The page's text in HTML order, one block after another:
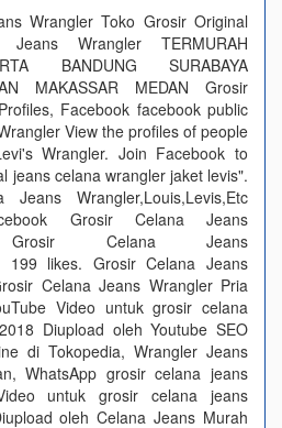
Wrangler Toko Grosir Original
Wrangler TERMURAH
BANDUNG SURABAYA
MAKASSAR MEDAN Grosir
Facebook facebook public
View the profiles of people
Wrangler. Join Facebook to
jeans celana wrangler jaket levis".
Wrangler,Louis,Levis,Etc
Grosir Celana Jeans
Grosir Celana Jeans
199 likes. Grosir Celana Jeans
Celana Jeans Wrangler Pria
Video untuk grosir celana
Diupload oleh Youtube SEO
di Tokopedia, Wrangler Jeans
WhatsApp grosir celana jeans
untuk grosir celana jeans
oleh Celana Jeans Murah